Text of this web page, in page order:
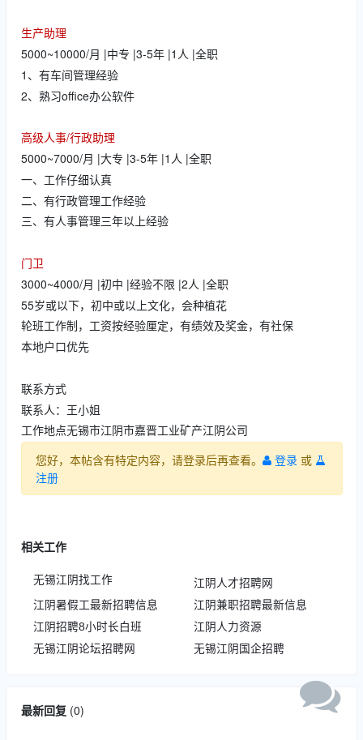
生产助理
5000~10000/月 |中专 |3-5年 |1人 |全职
1、有车间管理经验
2、熟习office办公软件
高级人事/行政助理
5000~7000/月 |大专 |3-5年 |1人 |全职
一、工作仔细认真
二、有行政管理工作经验
三、有人事管理三年以上经验
门卫
3000~4000/月 |初中 |经验不限 |2人 |全职
55岁或以下，初中或以上文化，会种植花
轮班工作制，工资按经验厘定，有绩效及奖金，有社保
本地户口优先
联系方式
联系人：王小姐
工作地点无锡市江阴市嘉晋工业矿产江阴公司
您好，本帖含有特定内容，请登录后再查看。
登录 或
注册
相关工作
无锡江阴找工作
江阴人才招聘网
江阴暑假工最新招聘信息
江阴兼职招聘最新信息
江阴招聘8小时长白班
江阴人力资源
无锡江阴论坛招聘网
无锡江阴国企招聘
最新回复(0)